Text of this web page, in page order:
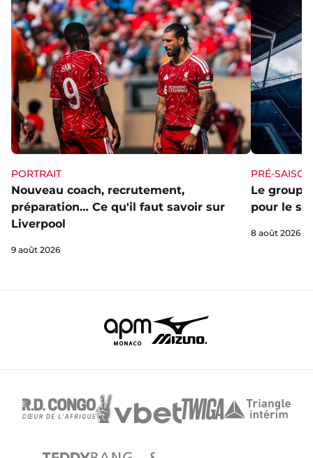
PORTRAIT
Nouveau coach, recrutement,
préparation… Ce qu'il faut savoir sur
Liverpool
9 août 2026
PRÉ-SAISON
Le groupe
pour le
8 août 2026